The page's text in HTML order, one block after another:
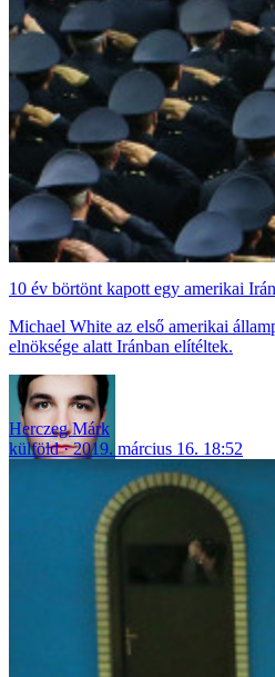
10 év börtönt kapott egy amerikai
Michael White az első amerikai
elnöksége alatt Iránban elítéltek.
Herczeg Márk
külföld
2019. március 16. 18:52